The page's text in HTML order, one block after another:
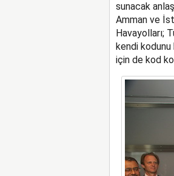
sunacak
Amman ve
Havayolları;
kendi
için de kod